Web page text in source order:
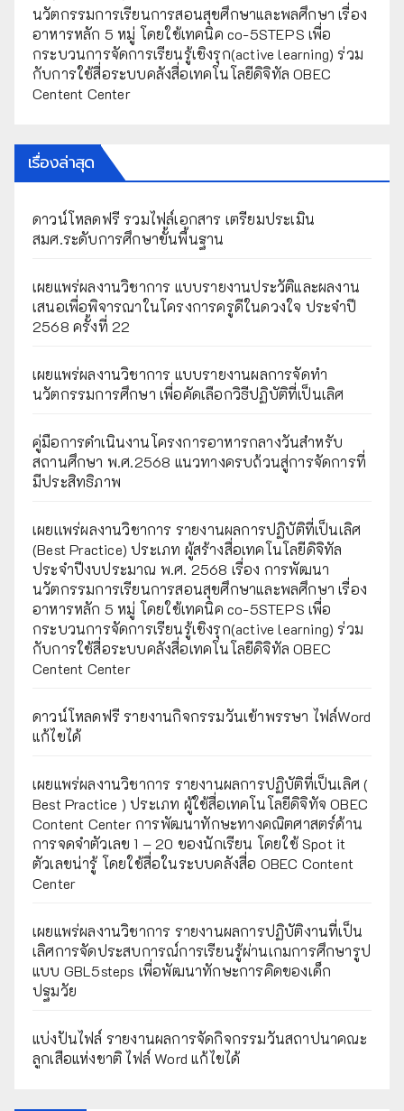
นวัตกรรมการเรียนการสอนสุขศึกษาและพลศึกษา เรื่อง
อาหารหลัก 5 หมู่ โดยใช้เทคนิค co-5STEPS เพื่อ
กระบวนการจัดการเรียนรู้เชิงรุก(active learning) ร่วม
กับการใช้สื่อระบบคลังสื่อเทคโนโลยีดิจิทัล OBEC
Centent Center
เรื่องล่าสุด
ดาวน์โหลดฟรี รวมไฟล์เอกสาร เตรียมประเมิน
สมศ.ระดับการศึกษาขั้นพื้นฐาน
เผยแพร่ผลงานวิชาการ แบบรายงานประวัติและผลงาน
เสนอเพื่อพิจารณาในโครงการครูดีในดวงใจ ประจำปี
2568 ครั้งที่ 22
เผยแพร่ผลงานวิชาการ แบบรายงานผลการจัดทำ
นวัตกรรมการศึกษา เพื่อคัดเลือกวิธีปฏิบัติที่เป็นเลิศ
คู่มือการดำเนินงานโครงการอาหารกลางวันสำหรับ
สถานศึกษา พ.ศ.2568 แนวทางครบถ้วนสู่การจัดการที่
มีประสิทธิภาพ
เผยเเพร่ผลงานวิชาการ รายงานผลการปฏิบัติที่เป็นเลิศ
(Best Practice) ประเภท ผู้สร้างสื่อเทคโนโลยีดิจิทัล
ประจำปีงบประมาณ พ.ศ. 2568 เรื่อง การพัฒนา
นวัตกรรมการเรียนการสอนสุขศึกษาและพลศึกษา เรื่อง
อาหารหลัก 5 หมู่ โดยใช้เทคนิค co-5STEPS เพื่อ
กระบวนการจัดการเรียนรู้เชิงรุก(active learning) ร่วม
กับการใช้สื่อระบบคลังสื่อเทคโนโลยีดิจิทัล OBEC
Centent Center
ดาวน์โหลดฟรี รายงานกิจกรรมวันเข้าพรรษา ไฟล์Word
แก้ไขได้
เผยแพร่ผลงานวิชาการ รายงานผลการปฏิบัติที่เป็นเลิศ (
Best Practice ) ประเภท ผู้ใช้สื่อเทคโนโลยีดิจิทัจ OBEC
Content Center การพัฒนาทักษะทางคณิตศาสตร์ด้าน
การจดจำตัวเลข 1 – 20 ของนักเรียน โดยใช้ Spot it
ตัวเลขน่ารู้ โดยใช้สื่อในระบบคลังสื่อ OBEC Content
Center
เผยแพร่ผลงานวิชาการ รายงานผลการปฏิบัติงานที่เป็น
เลิศการจัดประสบการณ์การเรียนรู้ผ่านเกมการศึกษารูป
แบบ GBL5steps เพื่อพัฒนาทักษะการคิดของเด็ก
ปฐมวัย
แบ่งปันไฟล์ รายงานผลการจัดกิจกรรมวันสถาปนาคณะ
ลูกเสือแห่งชาติ ไฟล์ Word แก้ไขได้